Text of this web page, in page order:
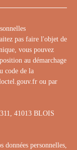
pas faire l'objet de
vous pouvez
au démarchage
code de la
ou par
41013 BLOIS
données personnelles,